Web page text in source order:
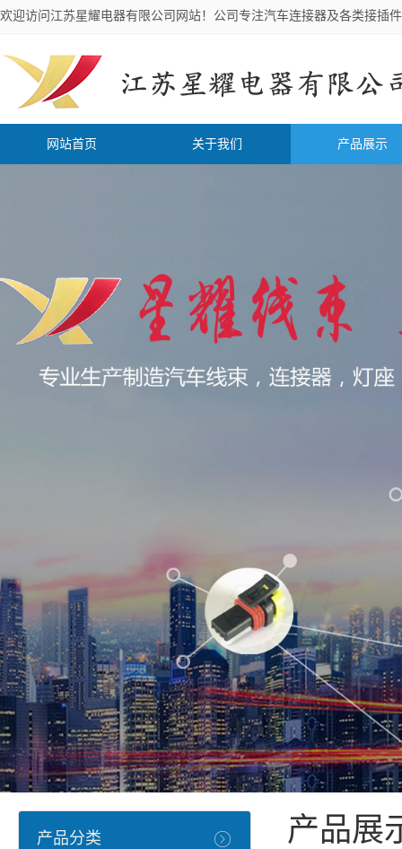
欢迎访问江苏星耀电器有限公司网站！公司专注汽车连接器及各类接插
网站首页 关于我们 产品展示
产品分类 产品展